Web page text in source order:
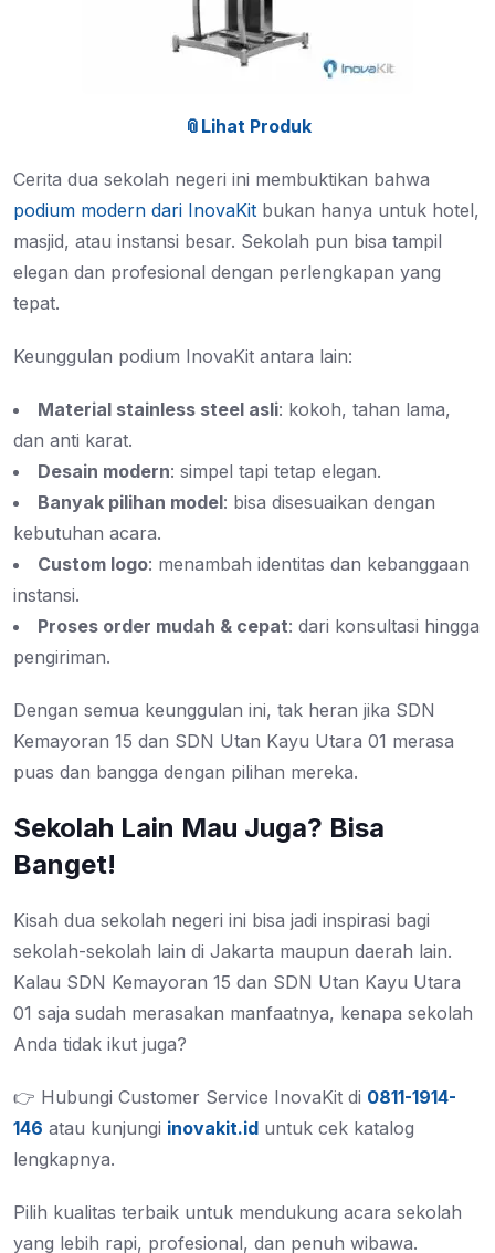
📎Lihat Produk
Cerita dua sekolah negeri ini membuktikan bahwa
podium modern dari InovaKit bukan hanya untuk hotel,
masjid, atau instansi besar. Sekolah pun bisa tampil
elegan dan profesional dengan perlengkapan yang
tepat.
Keunggulan podium InovaKit antara lain:
Material stainless steel asli: kokoh, tahan lama,
dan anti karat.
Desain modern: simpel tapi tetap elegan.
Banyak pilihan model: bisa disesuaikan dengan
kebutuhan acara.
Custom logo: menambah identitas dan kebanggaan
instansi.
Proses order mudah & cepat: dari konsultasi hingga
pengiriman.
Dengan semua keunggulan ini, tak heran jika SDN
Kemayoran 15 dan SDN Utan Kayu Utara 01 merasa
puas dan bangga dengan pilihan mereka.
Sekolah Lain Mau Juga? Bisa
Banget!
Kisah dua sekolah negeri ini bisa jadi inspirasi bagi
sekolah-sekolah lain di Jakarta maupun daerah lain.
Kalau SDN Kemayoran 15 dan SDN Utan Kayu Utara
01 saja sudah merasakan manfaatnya, kenapa sekolah
Anda tidak ikut juga?
👉 Hubungi Customer Service InovaKit di 0811-1914-
146 atau kunjungi inovakit.id untuk cek katalog
lengkapnya.
Pilih kualitas terbaik untuk mendukung acara sekolah
yang lebih rapi, profesional, dan penuh wibawa.